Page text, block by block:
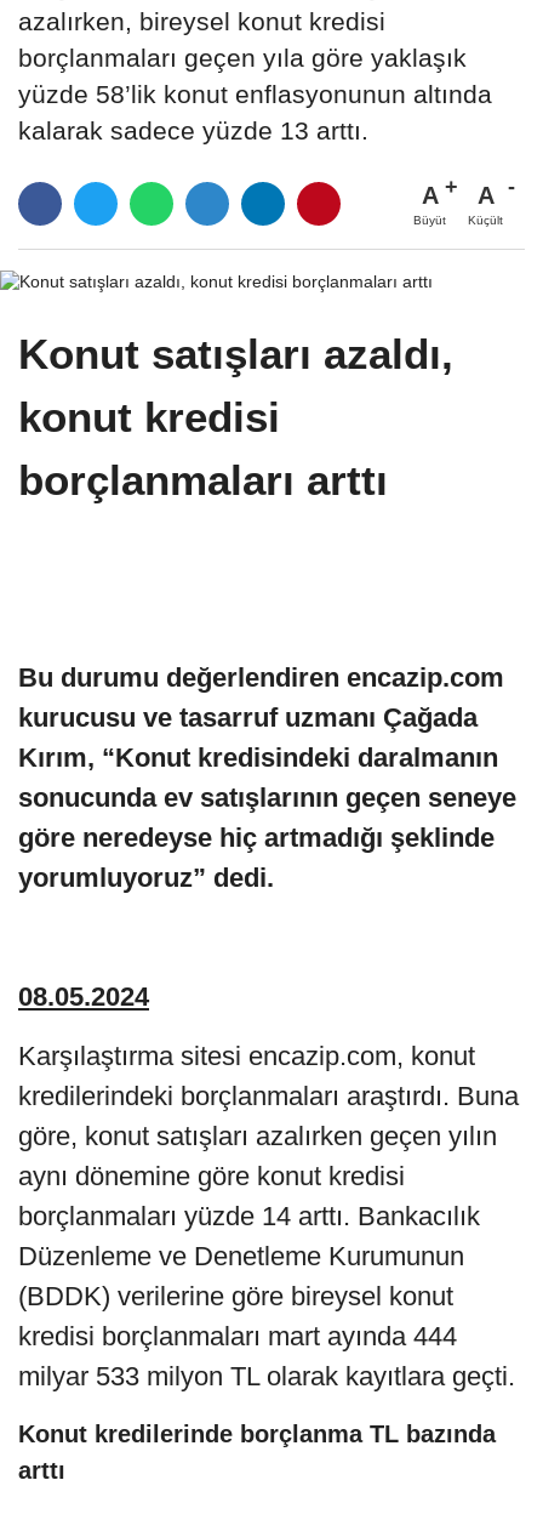
azalırken, bireysel konut kredisi
borçlanmaları geçen yıla göre yaklaşık
yüzde 58’lik konut enflasyonunun altında
kalarak sadece yüzde 13 arttı.
A
Büyüt
A
Küçült
Konut satışları azaldı,
konut kredisi
borçlanmaları arttı
Bu durumu değerlendiren encazip.com
kurucusu ve tasarruf uzmanı Çağada
Kırım, “Konut kredisindeki daralmanın
sonucunda ev satışlarının geçen seneye
göre neredeyse hiç artmadığı şeklinde
yorumluyoruz” dedi.
08.05.2024
Karşılaştırma sitesi encazip.com, konut
kredilerindeki borçlanmaları araştırdı. Buna
göre, konut satışları azalırken geçen yılın
aynı dönemine göre konut kredisi
borçlanmaları yüzde 14 arttı. Bankacılık
Düzenleme ve Denetleme Kurumunun
(BDDK) verilerine göre bireysel konut
kredisi borçlanmaları mart ayında 444
milyar 533 milyon TL olarak kayıtlara geçti.
Konut kredilerinde borçlanma TL bazında
arttı